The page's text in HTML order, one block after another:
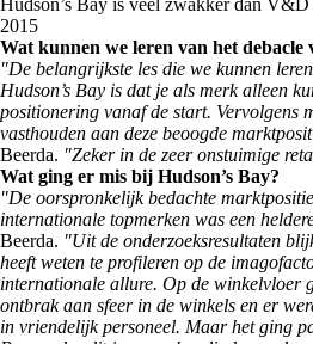
Hudson’s Bay is veel zwakker dan
2015
Wat kunnen we leren van het debacle
"De belangrijkste les die we kunnen
Hudson’s Bay is dat je als merk alleen
positionering vanaf de start. Vervolgens
vasthouden aan deze beoogde
Beerda. "Zeker in de zeer onstuimige
Wat ging er mis bij Hudson’s Bay?
"De oorspronkelijk bedachte
internationale topmerken was een
Beerda. "Uit de onderzoeksresultaten
heeft weten te profileren op de
internationale allure. Op de winkelvloer
ontbrak aan sfeer in de winkels en er
in vriendelijk personeel. Maar het ging